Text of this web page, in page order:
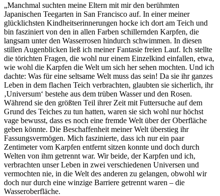
„Manchmal suchten meine Eltern mit mir den berühmten
Japanischen Teegarten in San Francisco auf. In einer meiner
glücklichsten Kindheitserinnerungen hocke ich dort am Teich und
bin fasziniert von den in allen Farben schillernden Karpfen, die
langsam unter den Wasserrosen hindurch schwimmen. In diesen
stillen Augenblicken ließ ich meiner Fantasie freien Lauf. Ich stellte
die törichten Fragen, die wohl nur einem Einzelkind einfallen, etwa,
wie wohl die Karpfen die Welt um sich her sehen mochten. Und ich
dachte: Was für eine seltsame Welt muss das sein! Da sie ihr ganzes
Leben in dem flachen Teich verbrachten, glaubten sie sicherlich, ihr
‚Universum‘ bestehe aus dem trüben Wasser und den Rosen.
Während sie den größten Teil ihrer Zeit mit Futtersuche auf dem
Grund des Teiches zu tun hatten, waren sie sich wohl nur höchst
vage bewusst, dass es noch eine fremde Welt über der Oberfläche
geben könnte. Die Beschaffenheit meiner Welt überstieg ihr
Fassungsvermögen. Mich faszinierte, dass ich nur ein paar
Zentimeter vom Karpfen entfernt sitzen konnte und doch durch
Welten von ihm getrennt war. Wir beide, der Karpfen und ich,
verbrachten unser Leben in zwei verschiedenen Universen und
vermochten nie, in die Welt des anderen zu gelangen, obwohl wir
doch nur durch eine winzige Barriere getrennt waren – die
Wasseroberfläche.